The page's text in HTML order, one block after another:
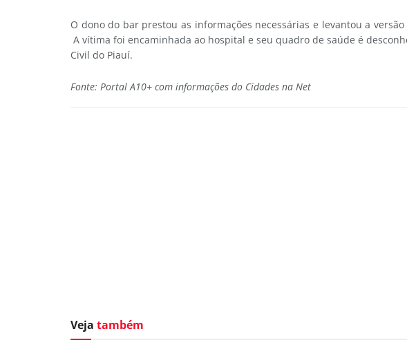
O dono do bar prestou as informações necessárias e levantou a
A vítima foi encaminhada ao hospital e seu quadro de saúde é
Civil do Piauí.
Fonte: Portal A10+ com informações do Cidades na Net
Veja também